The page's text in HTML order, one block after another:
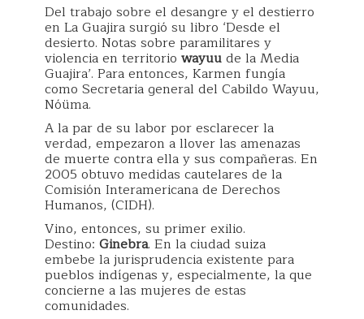
Del trabajo sobre el desangre y el destierro
en La Guajira surgió su libro ‘Desde el
desierto. Notas sobre paramilitares y
violencia en territorio wayuude la Media
Guajira’. Para entonces, Karmen fungía
como Secretaria general del Cabildo Wayuu,
Nóüma.
A la par de su labor por esclarecer la
verdad, empezaron a llover las amenazas
de muerte contra ella y sus compañeras. En
2005 obtuvo medidas cautelares de la
Comisión Interamericana de Derechos
Humanos, (CIDH).
Vino, entonces, su primer exilio.
Destino: Ginebra. En la ciudad suiza
embebe la jurisprudencia existente para
pueblos indígenas y, especialmente, la que
concierne a las mujeres de estas
comunidades.